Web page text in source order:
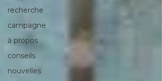
recherche
campagne
à propos
conseils
nouvelles